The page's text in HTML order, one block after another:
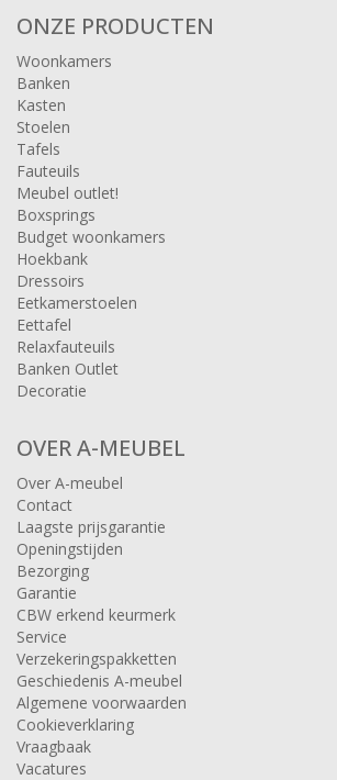
ONZE PRODUCTEN
Woonkamers
Banken
Kasten
Stoelen
Tafels
Fauteuils
Meubel outlet!
Boxsprings
Budget woonkamers
Hoekbank
Dressoirs
Eetkamerstoelen
Eettafel
Relaxfauteuils
Banken Outlet
Decoratie
OVER A-MEUBEL
Over A-meubel
Contact
Laagste prijsgarantie
Openingstijden
Bezorging
Garantie
CBW erkend keurmerk
Service
Verzekeringspakketten
Geschiedenis A-meubel
Algemene voorwaarden
Cookieverklaring
Vraagbaak
Vacatures